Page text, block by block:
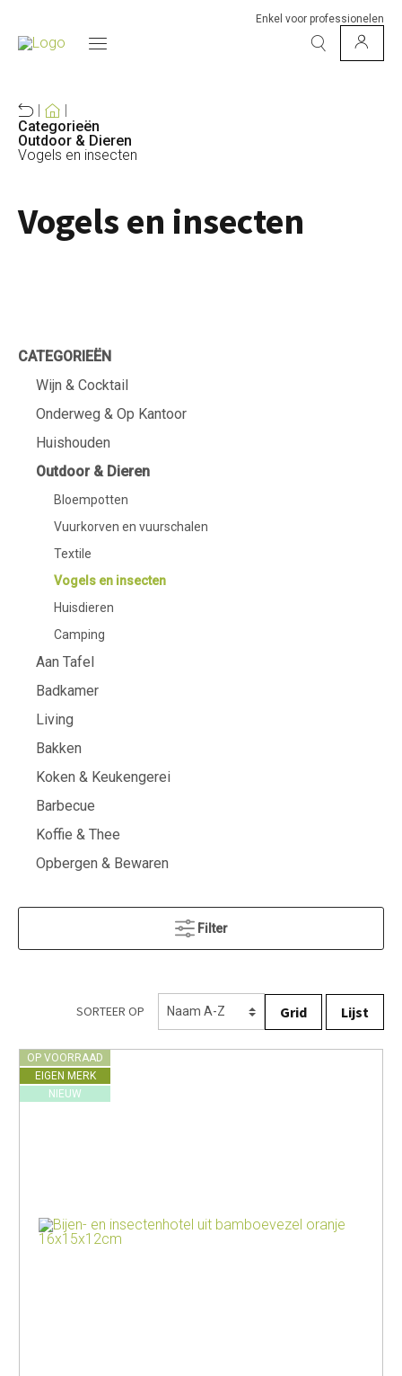
Enkel voor professionelen
Categorieën
Outdoor & Dieren
Vogels en insecten
Vogels en insecten
CATEGORIEËN
Wijn & Cocktail
Onderweg & Op Kantoor
Huishouden
Outdoor & Dieren
Bloempotten
Vuurkorven en vuurschalen
Textile
Vogels en insecten
Huisdieren
Camping
Aan Tafel
Badkamer
Living
Bakken
Koken & Keukengerei
Barbecue
Koffie & Thee
Opbergen & Bewaren
Filter
SORTEER OP Grid Lijst
OP VOORRAAD
EIGEN MERK
NIEUW